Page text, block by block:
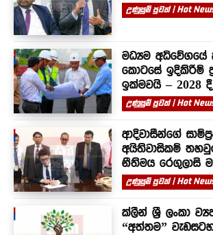
උණුසුම් පුවත් | Hot
මධ්‍යම
කොටසේ ඉදිකිරීම්
ඉක්මවයි – 2028
උණුසුම් පුවත් | Hot
ආදිවාසීන්ගේ
අයිතිවාසිකම්
නීතිමය රෙගුලාසි
උණුසුම් පුවත් | Hot
ක්ලීන් ශ්‍රී ලංකා
“අත්තම”